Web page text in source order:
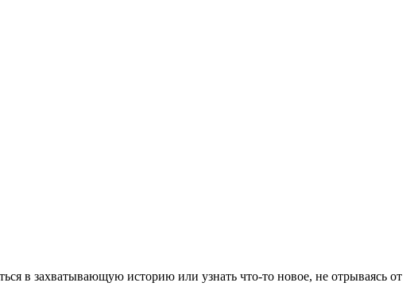
в захватывающую историю или узнать что-то новое, не отрываясь от